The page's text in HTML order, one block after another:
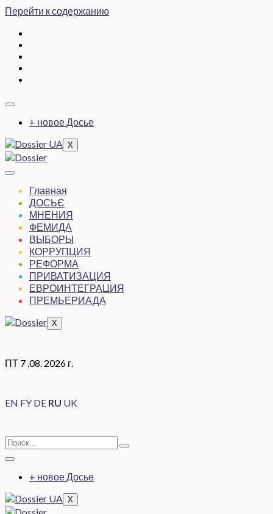
Перейти к содержанию
+ новое Досье
X
Главная
ДОСЬЄ
МНЕНИЯ
ФЕМИДА
ВЫБОРЫ
КОРРУПЦИЯ
РЕФОРМА
ПРИВАТИЗАЦИЯ
ЕВРОИНТЕГРАЦИЯ
ПРЕМЬЕРИАДА
X
ПТ 7 .08. 2026 г.
EN FY DE RU UK
+ новое Досье
X